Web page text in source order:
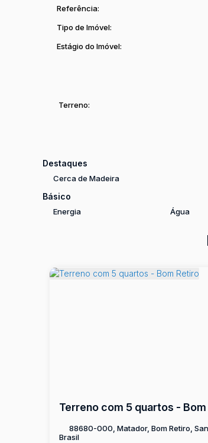
Referência:
Tipo de Imóvel:
Estágio do Imóvel:
Terreno:
Destaques
Cerca de Madeira
Básico
Energia Água
Terreno com 5 quartos -
88680-000, Matador, Bom Retiro,
Brasil